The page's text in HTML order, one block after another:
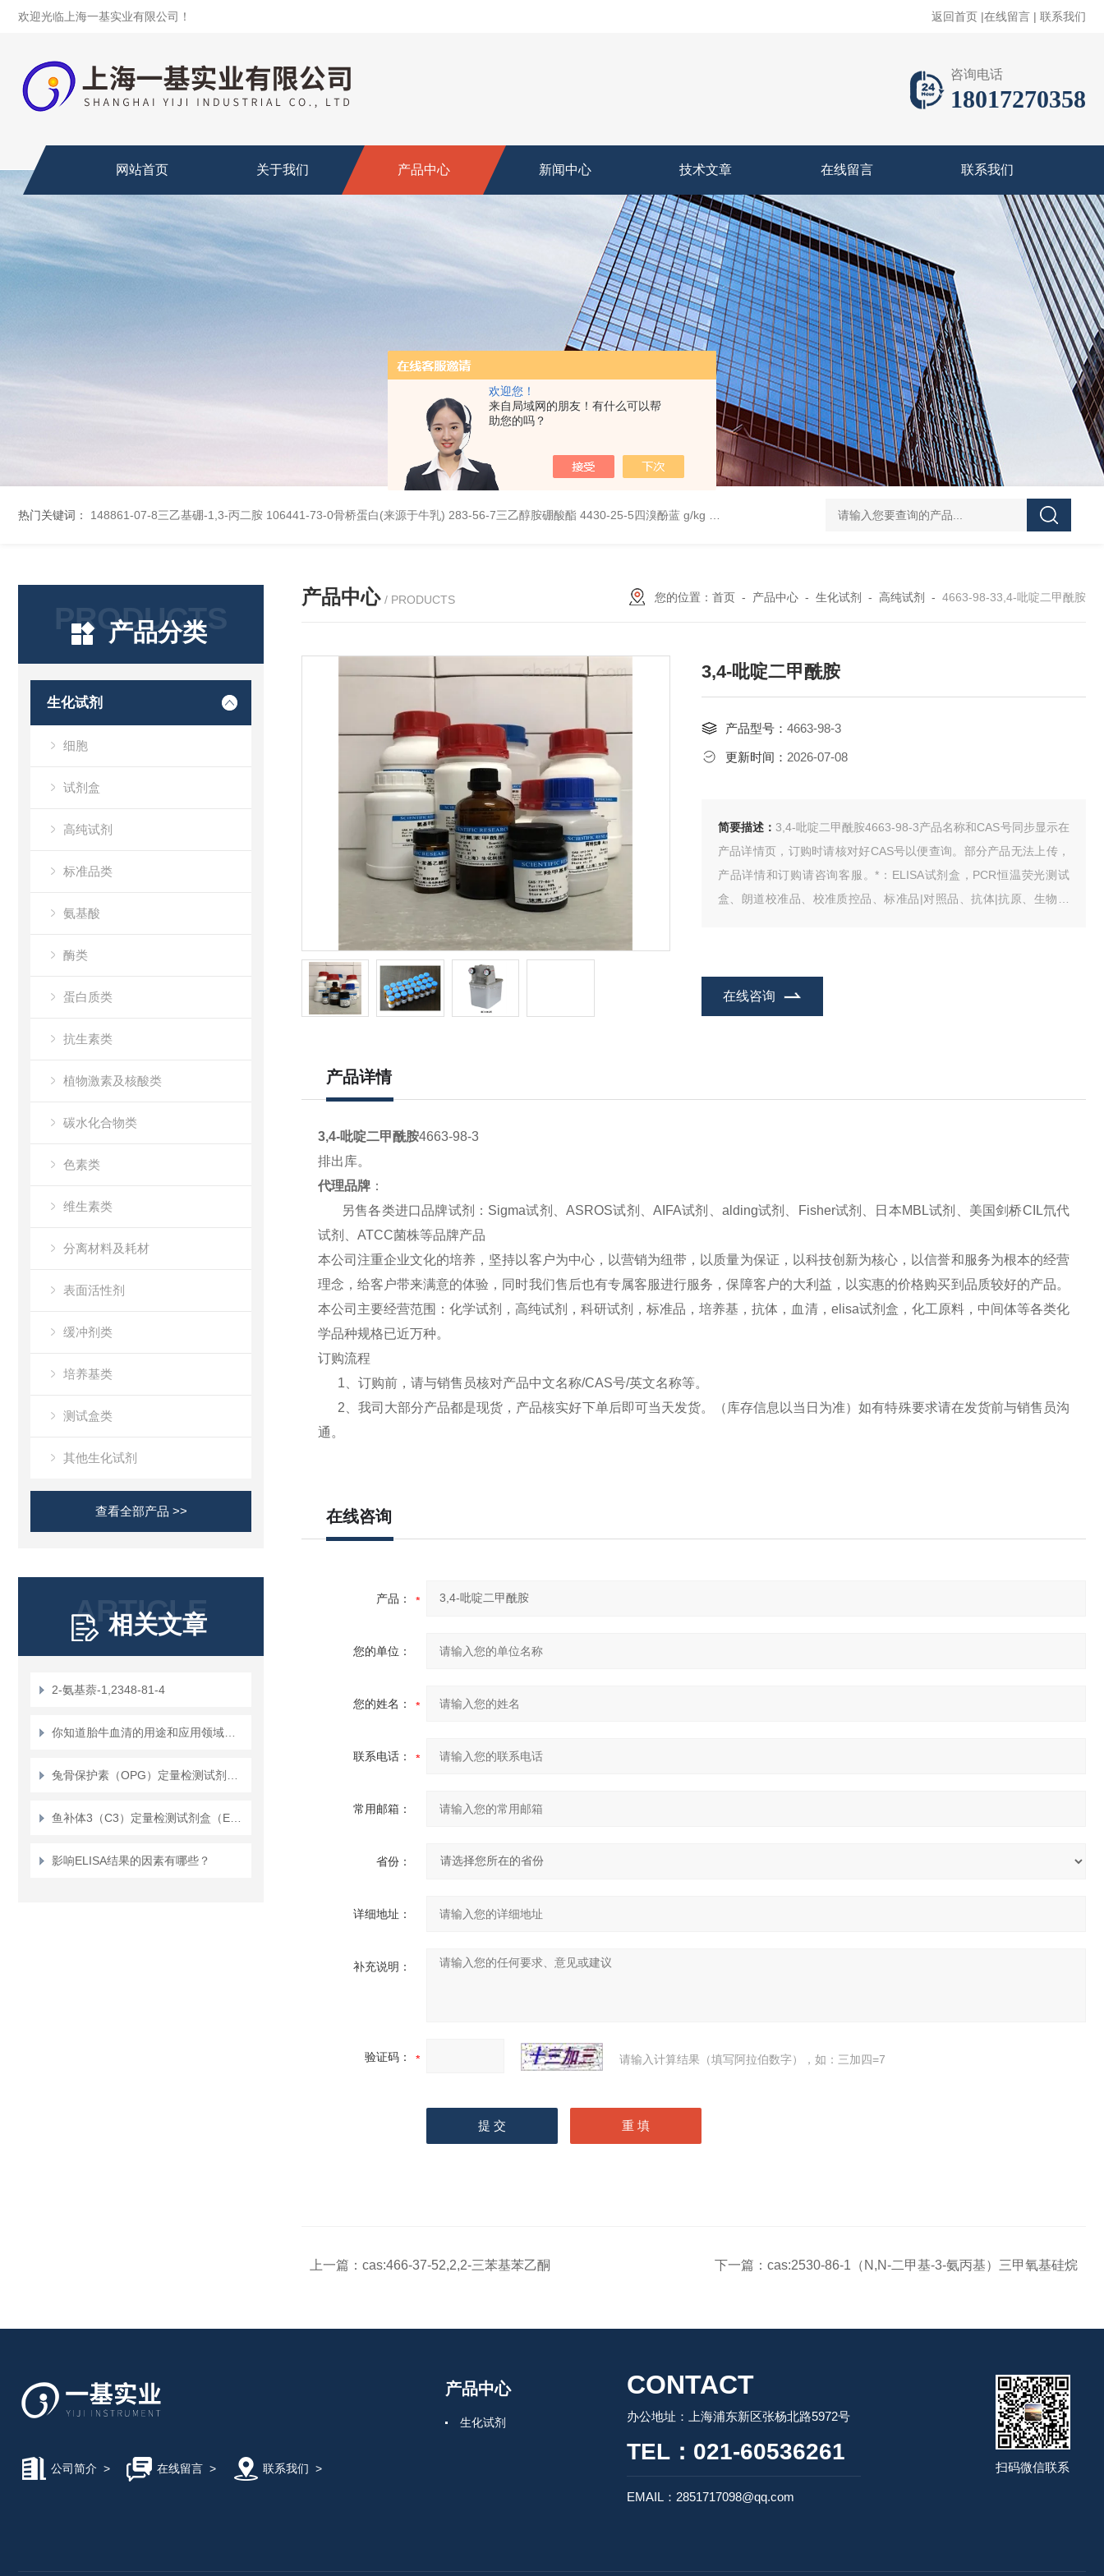
欢迎您！
来自局域网的朋友！有什么可以帮
助您的吗？
欢迎光临上海一基实业有限公司！ 返回首页 |在线留言 | 联系我们
咨询电话
18017270358
网站首页 关于我们 产品中心 新闻中心 技术文章 在线留言 联系我们
热门关键词： 148861-07-8三乙基硼-1,3-丙二胺 106441-73-0骨桥蛋白(来源于牛乳) 283-56-7三乙醇胺硼酸酯 4430-25-5四溴酚蓝 g/kg 81-08-32-磺基苯甲酸酐 4441-12-7三(4-吗啉基)氧化膦
PRODUCTS
产品分类
生化试剂
细胞
试剂盒
高纯试剂
标准品类
氨基酸
酶类
蛋白质类
抗生素类
植物激素及核酸类
碳水化合物类
色素类
维生素类
分离材料及耗材
表面活性剂
缓冲剂类
培养基类
测试盒类
其他生化试剂
查看全部产品 >>
ARTICLE
相关文章
2-氨基萘-1,2348-81-4
影响ELISA结果的因素有哪些？
产品中心 / PRODUCTS 您的位置： 首页 - 产品中心 - 生化试剂 - 高纯试剂 - 4663-98-33,4-吡啶二甲酰胺
3,4-吡啶二甲酰胺
产品型号： 4663-98-3
更新时间： 2026-07-08
简要描述： 3,4-吡啶二甲酰胺4663-98-3产品名称和CAS号同步显示在
产品详情页，订购时请核对好CAS号以便查询。部分产品无法上传，
产品详情和订购请咨询客服。*：ELISA试剂盒，PCR恒温荧光测试
盒、朗道校准品、校准质控品、标准品|对照品、抗体|抗原、生物试
在线咨询
产品详情
3,4-吡啶二甲酰胺4663-98-3
排出库。
代理品牌：
另售各类进口品牌试剂：Sigma试剂、ASROS试剂、AIFA试剂、alding试剂、Fisher试剂、日本MBL试剂、美国剑桥CIL氘代
试剂、ATCC菌株等品牌产品
本公司注重企业文化的培养，坚持以客户为中心，以营销为纽带，以质量为保证，以科技创新为核心，以信誉和服务为根本的经营
理念，给客户带来满意的体验，同时我们售后也有专属客服进行服务，保障客户的大利益，以实惠的价格购买到品质较好的产品。
本公司主要经营范围：化学试剂，高纯试剂，科研试剂，标准品，培养基，抗体，血清，elisa试剂盒，化工原料，中间体等各类化
学品种规格已近万种。
订购流程
1、订购前，请与销售员核对产品中文名称/CAS号/英文名称等。
2、我司大部分产品都是现货，产品核实好下单后即可当天发货。（库存信息以当日为准）如有特殊要求请在发货前与销售员沟
通 。
在线咨询
产品：
您的单位：
您的姓名：
联系电话：
常用邮箱：
省份：
详细地址：
补充说明：
验证码： 请输入计算结果（填写阿拉伯数字），如：三加四=7
上一篇： cas:466-37-52,2,2-三苯基苯乙酮 下一篇： cas:2530-86-1（N,N-二甲基-3-氨丙基）三甲氧基硅烷
公司简介 > 在线留言> 联系我们 >
产品中心
生化试剂
CONTACT
办公地址：上海浦东新区张杨北路5972号
TEL：021-60536261
EMAIL：2851717098@qq.com
扫码微信联系